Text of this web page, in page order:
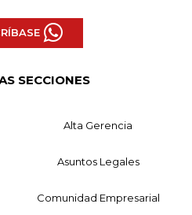
SECCIONES
Alta Gerencia
Asuntos Legales
Comunidad Empresarial